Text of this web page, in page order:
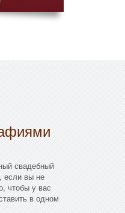
свадебный
если вы не
чтобы у вас
в одном